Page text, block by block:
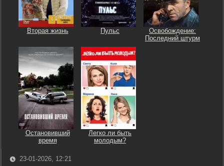
Вторая жизнь Пульс
Освобождение:
Последний штурм
Остановивший
время
Легко ли быть
молодым?
23-01-2026, 12:21